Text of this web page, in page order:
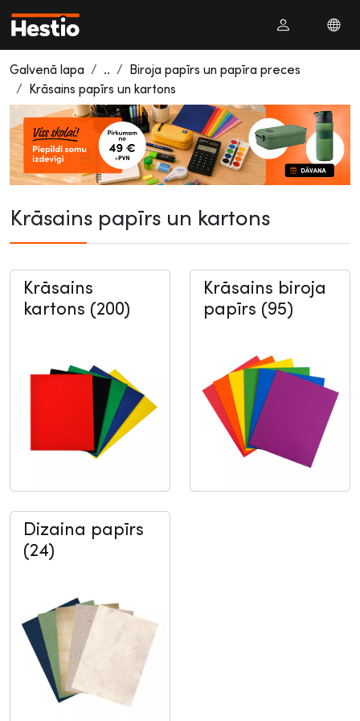
Galvenā lapa ..
Biroja papīrs un papīra preces
Krāsains papīrs un kartons
Krāsains papīrs un kartons
Krāsains
kartons (200)
Krāsains biroja
papīrs (95)
Dizaina papīrs
(24)